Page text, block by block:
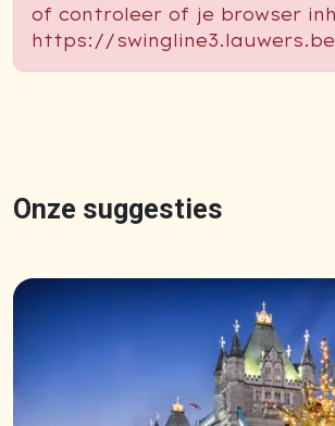
of controleer of je browser
https://
Onze suggesties